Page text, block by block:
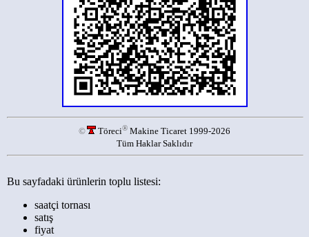
© Töreci® Makine Ticaret 1999-2026
Tüm Haklar Saklıdır
Bu sayfadaki ürünlerin toplu listesi:
saatçi tornası
satış
fiyat